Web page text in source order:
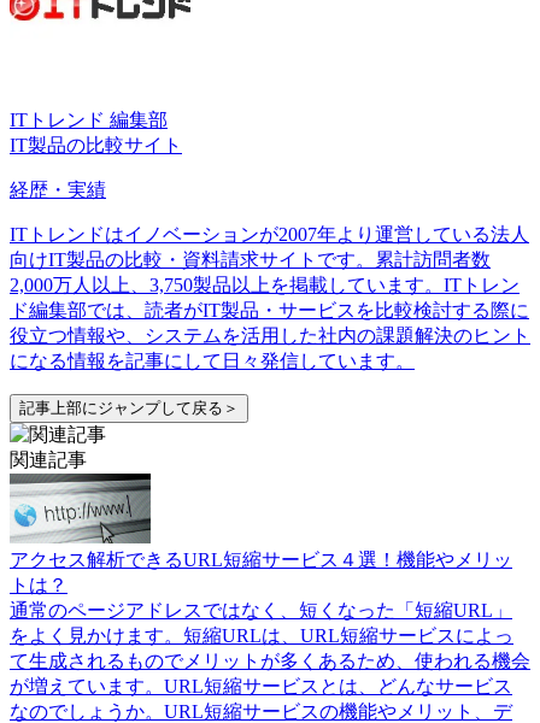
ITトレンド 編集部
IT製品の比較サイト
経歴・実績
ITトレンドはイノベーションが2007年より運営している法人
向けIT製品の比較・資料請求サイトです。累計訪問者数
2,000万人以上、3,750製品以上を掲載しています。ITトレン
ド編集部では、読者がIT製品・サービスを比較検討する際に
役立つ情報や、システムを活用した社内の課題解決のヒント
になる情報を記事にして日々発信しています。
記事上部にジャンプして戻る＞
関連記事
アクセス解析できるURL短縮サービス４選！機能やメリッ
トは？
通常のページアドレスではなく、短くなった「短縮URL」
をよく見かけます。短縮URLは、URL短縮サービスによっ
て生成されるものでメリットが多くあるため、使われる機会
が増えています。URL短縮サービスとは、どんなサービス
なのでしょうか。URL短縮サービスの機能やメリット、デ